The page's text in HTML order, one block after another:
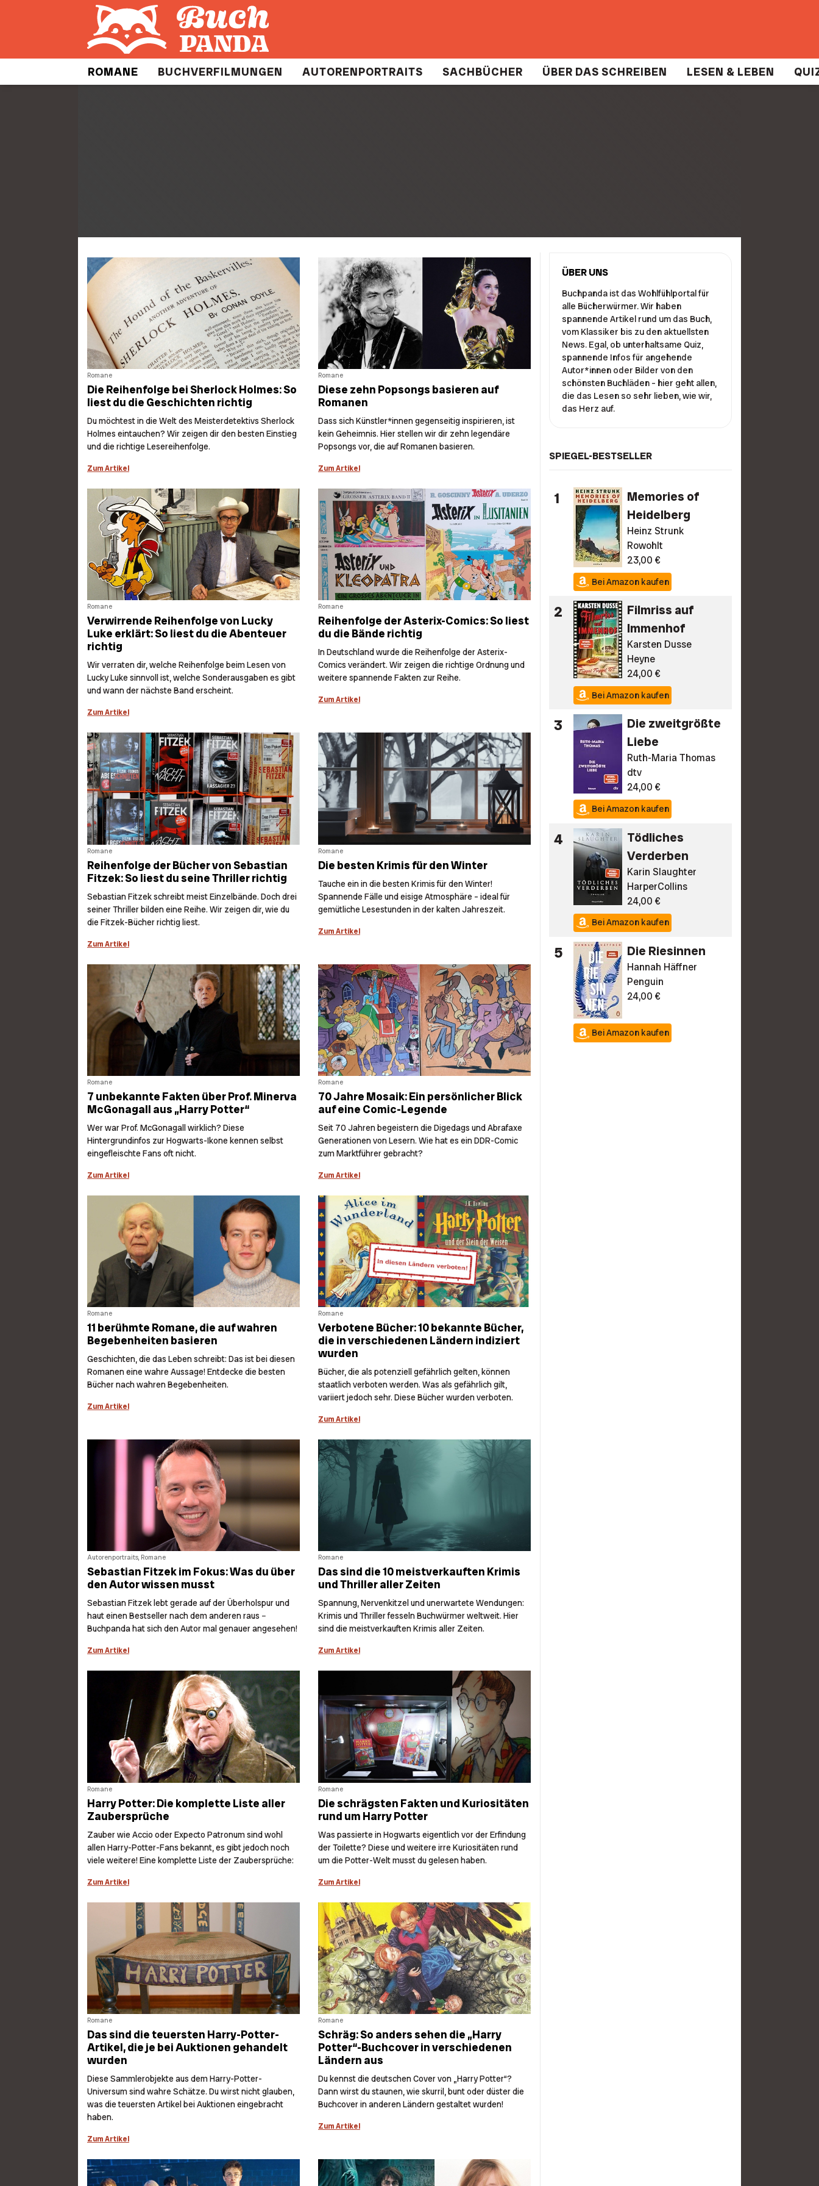
ROMANE BUCHVERFILMUNGEN AUTORENPORTRAITS SACHBÜCHER ÜBER DAS SCHREIBEN LESEN & LEBEN
Romane
Die Reihenfolge bei Sherlock Holmes: So
liest du die Geschichten richtig
Du möchtest in die Welt des Meisterdetektivs Sherlock
Holmes eintauchen? Wir zeigen dir den besten Einstieg
und die richtige Lesereihenfolge.
Zum Artikel
Romane
Diese zehn Popsongs basieren auf
Romanen
Dass sich Künstler*innen gegenseitig inspirieren, ist
kein Geheimnis. Hier stellen wir dir zehn legendäre
Popsongs vor, die auf Romanen basieren.
Zum Artikel
Romane
Verwirrende Reihenfolge von Lucky
Luke erklärt: So liest du die Abenteuer
richtig
Wir verraten dir, welche Reihenfolge beim Lesen von
Lucky Luke sinnvoll ist, welche Sonderausgaben es gibt
und wann der nächste Band erscheint.
Zum Artikel
Romane
Reihenfolge der Asterix-Comics: So liest
du die Bände richtig
In Deutschland wurde die Reihenfolge der Asterix-
Comics verändert. Wir zeigen die richtige Ordnung und
weitere spannende Fakten zur Reihe.
Zum Artikel
Romane
Reihenfolge der Bücher von Sebastian
Fitzek: So liest du seine Thriller richtig
Sebastian Fitzek schreibt meist Einzelbände. Doch drei
seiner Thriller bilden eine Reihe. Wir zeigen dir, wie du
die Fitzek-Bücher richtig liest.
Zum Artikel
Romane
Die besten Krimis für den Winter
Tauche ein in die besten Krimis für den Winter!
Spannende Fälle und eisige Atmosphäre – ideal für
gemütliche Lesestunden in der kalten Jahreszeit.
Zum Artikel
Romane
7 unbekannte Fakten über Prof. Minerva
McGonagall aus „Harry Potter“
Wer war Prof. McGonagall wirklich? Diese
Hintergrundinfos zur Hogwarts-Ikone kennen selbst
eingefleischte Fans oft nicht.
Zum Artikel
Romane
70 Jahre Mosaik: Ein persönlicher Blick
auf eine Comic-Legende
Seit 70 Jahren begeistern die Digedags und Abrafaxe
Generationen von Lesern. Wie hat es ein DDR-Comic
zum Marktführer gebracht?
Zum Artikel
Romane
11 berühmte Romane, die auf wahren
Begebenheiten basieren
Geschichten, die das Leben schreibt: Das ist bei diesen
Romanen eine wahre Aussage! Entdecke die besten
Bücher nach wahren Begebenheiten.
Zum Artikel
Romane
Verbotene Bücher: 10 bekannte Bücher,
die in verschiedenen Ländern indiziert
wurden
Bücher, die als potenziell gefährlich gelten, können
staatlich verboten werden. Was als gefährlich gilt,
variiert jedoch sehr. Diese Bücher wurden verboten.
Zum Artikel
Autorenportraits, Romane
Sebastian Fitzek im Fokus: Was du über
den Autor wissen musst
Sebastian Fitzek lebt gerade auf der Überholspur und
haut einen Bestseller nach dem anderen raus −
Buchpanda hat sich den Autor mal genauer angesehen!
Zum Artikel
Romane
Das sind die 10 meistverkauften Krimis
und Thriller aller Zeiten
Spannung, Nervenkitzel und unerwartete Wendungen:
Krimis und Thriller fesseln Buchwürmer weltweit. Hier
sind die meistverkauften Krimis aller Zeiten.
Zum Artikel
Romane
Harry Potter: Die komplette Liste aller
Zaubersprüche
Zauber wie Accio oder Expecto Patronum sind wohl
allen Harry-Potter-Fans bekannt, es gibt jedoch noch
viele weitere! Eine komplette Liste der Zaubersprüche:
Zum Artikel
Romane
Die schrägsten Fakten und Kuriositäten
rund um Harry Potter
Was passierte in Hogwarts eigentlich vor der Erfindung
der Toilette? Diese und weitere irre Kuriositäten rund
um die Potter-Welt musst du gelesen haben.
Zum Artikel
Romane
Das sind die teuersten Harry-Potter-
Artikel, die je bei Auktionen gehandelt
wurden
Diese Sammlerobjekte aus dem Harry-Potter-
Universum sind wahre Schätze. Du wirst nicht glauben,
was die teuersten Artikel bei Auktionen eingebracht
haben.
Zum Artikel
Romane
Schräg: So anders sehen die „Harry
Potter“-Buchcover in verschiedenen
Ländern aus
Du kennst die deutschen Cover von „Harry Potter“?
Dann wirst du staunen, wie skurril, bunt oder düster die
Buchcover in anderen Ländern gestaltet wurden!
Zum Artikel
ÜBER UNS
Buchpanda ist das Wohlfühlportal für
alle Bücherwürmer. Wir haben
spannende Artikel rund um das Buch,
vom Klassiker bis zu den aktuellsten
News. Egal, ob unterhaltsame Quiz,
spannende Infos für angehende
Autor*innen oder Bilder von den
schönsten Buchläden – hier geht allen,
die das Lesen so sehr lieben, wie wir,
das Herz auf.
SPIEGEL-BESTSELLER
1
Memories of
Heidelberg
Heinz Strunk
Rowohlt
23,00 €
Bei Amazon kaufen
2
Filmriss auf
Immenhof
Karsten Dusse
Heyne
24,00 €
Bei Amazon kaufen
3
Die zweitgrößte
Liebe
Ruth-Maria Thomas
dtv
24,00 €
Bei Amazon kaufen
4
Tödliches
Verderben
Karin Slaughter
HarperCollins
24,00 €
Bei Amazon kaufen
5 Die Riesinnen
Hannah Häffner
Penguin
24,00 €
Bei Amazon kaufen